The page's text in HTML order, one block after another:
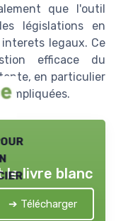
que l'outil
législations en
legaux. Ce
efficace du
en particulier
impliquées.
le livre blanc
➔ Télécharger